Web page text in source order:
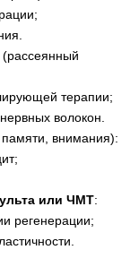
(рассеянный
терапии;
волокон.
внимания):
или ЧМТ:
регенерации;